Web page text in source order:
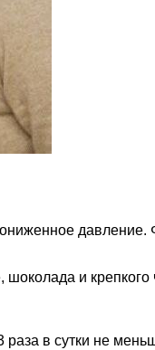
давление.
и крепкого
в сутки не